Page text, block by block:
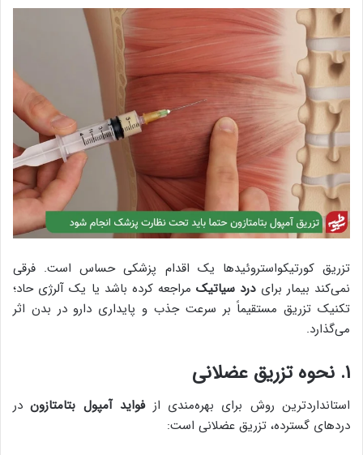
تزریق کورتیکواستروئیدها یک اقدام پزشکی حساس است. فرقی
نمی‌کند بیمار برایدرد سیاتیکمراجعه کرده باشد یا یک آلرژی حاد؛
تکنیک تزریق مستقیماً بر سرعت جذب و پایداری دارو در بدن اثر
می‌گذارد.
۱. نحوه تزریق عضلانی
استانداردترین روش برای بهره‌مندی ازفواید آمپول بتامتازوندر
دردهای گسترده، تزریق عضلانی است: